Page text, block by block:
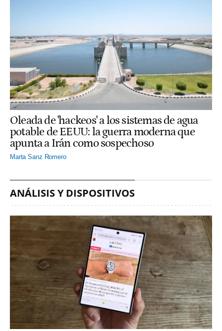
Oleada de 'hackeos' a los sistemas de agua
potable de EEUU: la guerra moderna que
apunta a Irán como sospechoso
Marta Sanz Romero
ANÁLISIS Y DISPOSITIVOS